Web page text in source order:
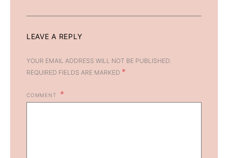
LEAVE A REPLY
YOUR EMAIL ADDRESS WILL NOT BE PUBLISHED.
REQUIRED FIELDS ARE MARKED *
COMMENT